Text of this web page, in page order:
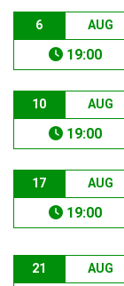
6 AUG
19:00
10 AUG
19:00
17 AUG
19:00
21 AUG